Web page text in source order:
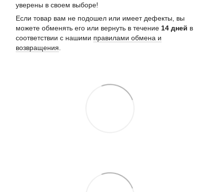
уверены в своем выборе!
Если товар вам не подошел или имеет дефекты, вы
можете обменять его или вернуть в течение 14 дней в
соответствии с нашими правилами обмена и
возвращения